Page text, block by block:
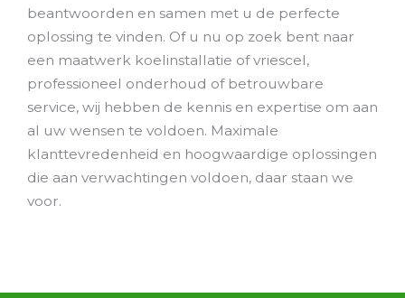
beantwoorden en samen met u de perfecte
oplossing te vinden. Of u nu op zoek bent naar
een maatwerk koelinstallatie of vriescel,
professioneel onderhoud of betrouwbare
service, wij hebben de kennis en expertise om aan
al uw wensen te voldoen. Maximale
klanttevredenheid en hoogwaardige oplossingen
die aan verwachtingen voldoen, daar staan we
voor.